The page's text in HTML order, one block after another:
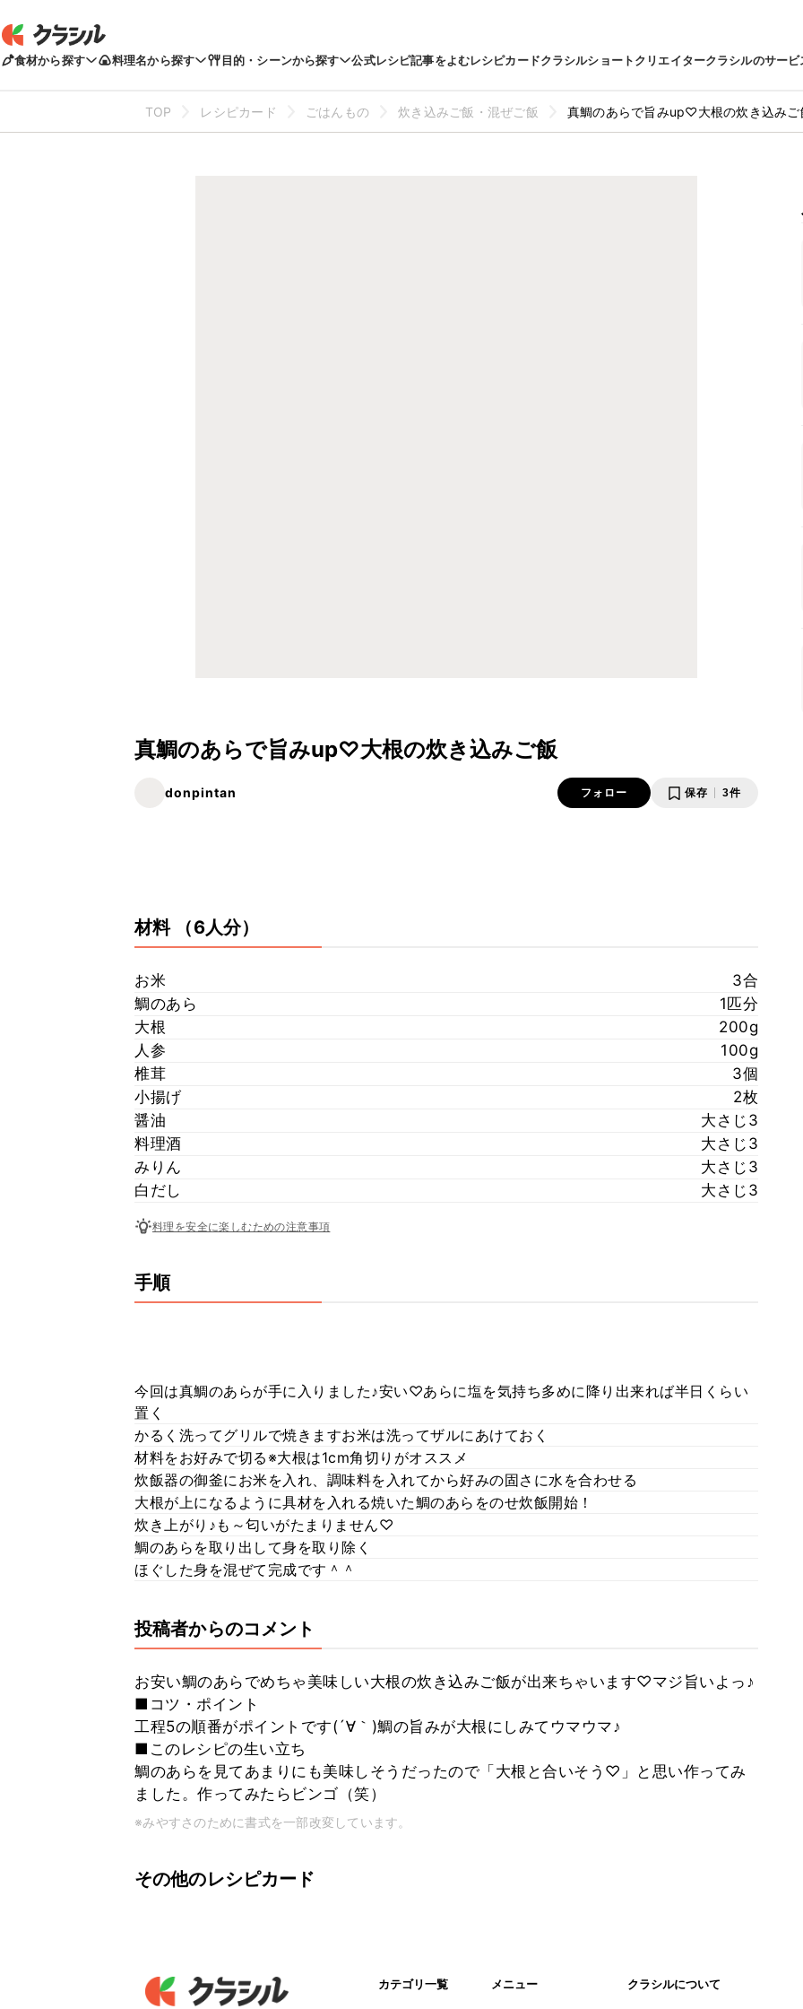
食材から探す 料理名から探す 目的・シーンから探す 公式レシピ記事をよむレシピカードクラシルショートクリエイタークラシルのサービ
TOP レシピカード ごはんもの 炊き込みご飯・混ぜご飯 真鯛のあらで旨みup♡大根の炊き込みご
真鯛のあらで旨みup♡大根の炊き込みご飯
donpintan フォロー 保存 3件
材料 （6人分）
お米
3合
鯛のあら
1匹分
大根
200g
人参
100g
椎茸
3個
小揚げ
2枚
醤油
大さじ3
料理酒
大さじ3
みりん
大さじ3
白だし
大さじ3
料理を安全に楽しむための注意事項
手順
今回は真鯛のあらが手に入りました♪安い♡あらに塩を気持ち多めに降り出来れば半日くらい
置く
かるく洗ってグリルで焼きますお米は洗ってザルにあけておく
材料をお好みで切る※大根は1cm角切りがオススメ
炊飯器の御釜にお米を入れ、調味料を入れてから好みの固さに水を合わせる
大根が上になるように具材を入れる焼いた鯛のあらをのせ炊飯開始！
炊き上がり♪も～匂いがたまりません♡
鯛のあらを取り出して身を取り除く
ほぐした身を混ぜて完成です＾＾
投稿者からのコメント
お安い鯛のあらでめちゃ美味しい大根の炊き込みご飯が出来ちゃいます♡マジ旨いよっ♪
■コツ・ポイント
工程5の順番がポイントです(´∀｀)鯛の旨みが大根にしみてウマウマ♪
■このレシピの生い立ち
鯛のあらを見てあまりにも美味しそうだったので「大根と合いそう♡」と思い作ってみ
ました。作ってみたらビンゴ（笑）
※みやすさのために書式を一部改変しています。
その他のレシピカード
カテゴリ一覧 メニュー クラシルについて